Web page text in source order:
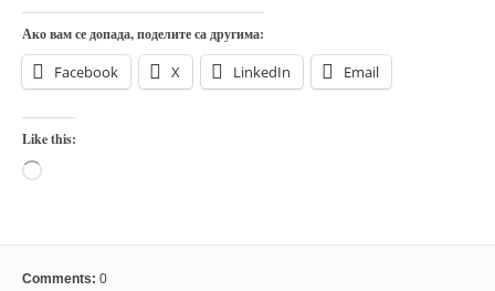
најновије на блогу
моје белешке
историја каратеа
кушанку
Ако вам се допада, поделите са другима:
Facebook X LinkedIn Email
Like this:
Loading…
Comments: 0